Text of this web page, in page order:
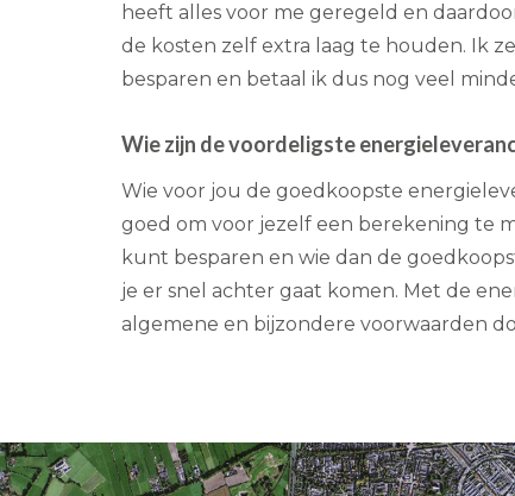
heeft alles voor me geregeld en
de kosten zelf extra laag te houden. Ik
besparen en betaal ik dus nog veel
Wie zijn de voordeligste
Wie voor jou de goedkoopste
goed om voor jezelf een berekening te
kunt besparen en wie dan de
je er snel achter gaat komen. Met de
algemene en bijzondere voorwaarden